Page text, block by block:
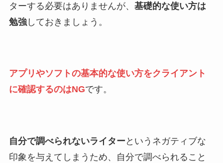
ターする必要はありませんが、 基礎的な使い方は
勉強しておきましょう。
アプリやソフトの基本的な使い方をクライアント
に確認するのはNGです。
自分で調べられないライター というネガティブな
印象を与えてしまうため、自分で調べられること